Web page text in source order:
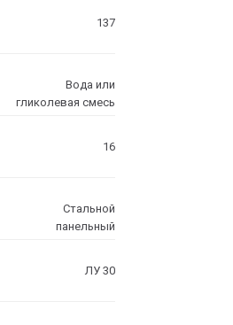
137
Вода или
гликолевая смесь
16
Стальной
панельный
ЛУ 30